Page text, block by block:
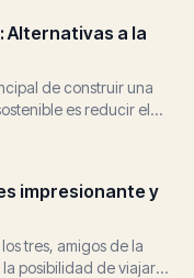
Alternativas a la
de construir una
es reducir el
Al...
impresionante y
tres, amigos de la
posibilidad de viajar